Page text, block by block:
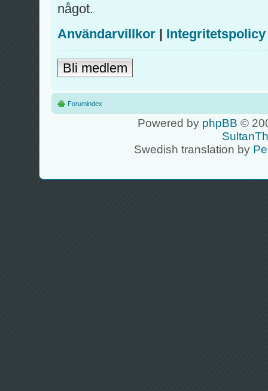
något.
Användarvillkor | Integritetspolicy
Bli medlem
Forumindex
Powered by phpBB ©
Swedish translation by